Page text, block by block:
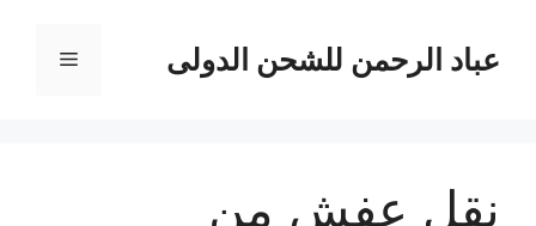
المحتوىعباد الرحمن للشحن الدولى القائمة
نقل عفش من